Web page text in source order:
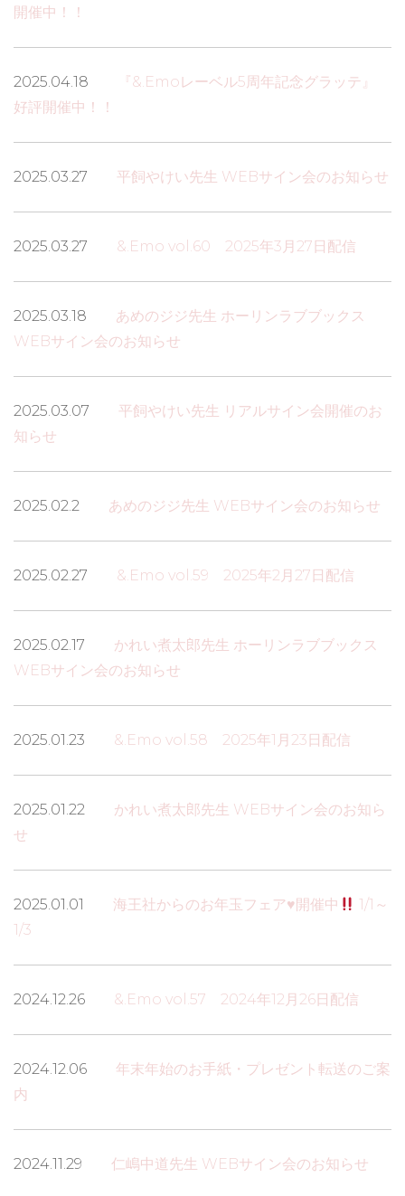
開催中！！
2025.04.18
『&.Emoレーベル5周年記念グラッテ』
好評開催中！！
2025.03.27 平飼やけい先生 WEBサイン会のお知らせ
2025.03.27 &.Emo vol.60 2025年3月27日配信
2025.03.18 あめのジジ先生 ホーリンラブブックス
WEBサイン会のお知らせ
2025.03.07 平飼やけい先生 リアルサイン会開催のお
知らせ
2025.02.2 あめのジジ先生 WEBサイン会のお知らせ
2025.02.27 &.Emo vol.59 2025年2月27日配信
2025.02.17 かれい煮太郎先生 ホーリンラブブックス
WEBサイン会のお知らせ
2025.01.23 &.Emo vol.58 2025年1月23日配信
2025.01.22 かれい煮太郎先生 WEBサイン会のお知ら
せ
2025.01.01 海王社からのお年玉フェア♥開催中
1/1～
1/3
2024.12.26 &.Emo vol.57 2024年12月26日配信
2024.12.06 年末年始のお手紙・プレゼント転送のご案
内
2024.11.29 仁嶋中道先生 WEBサイン会のお知らせ